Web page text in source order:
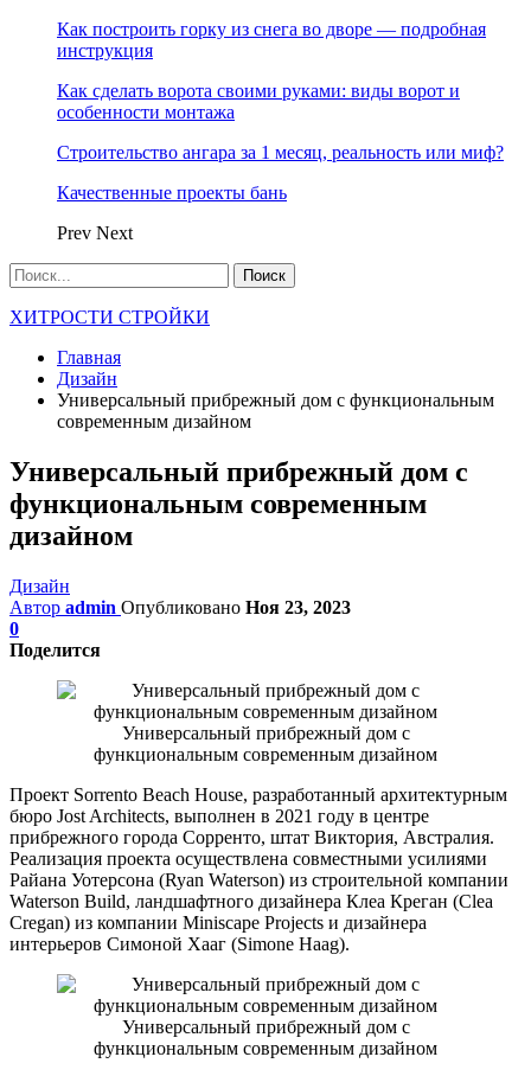
Как построить горку из снега во дворе — подробная
инструкция
Как сделать ворота своими руками: виды ворот и
особенности монтажа
Строительство ангара за 1 месяц, реальность или миф?
Качественные проекты бань
Prev Next
ХИТРОСТИ СТРОЙКИ
Главная
Дизайн
Универсальный прибрежный дом с функциональным
современным дизайном
Универсальный прибрежный дом с
функциональным современным
дизайном
Дизайн
Автор admin Опубликовано Ноя 23, 2023
0
Поделится
Универсальный прибрежный дом с
функциональным современным дизайном
Проект Sorrento Beach House, разработанный архитектурным
бюро Jost Architects, выполнен в 2021 году в центре
прибрежного города Сорренто, штат Виктория, Австралия.
Реализация проекта осуществлена совместными усилиями
Райана Уотерсона (Ryan Waterson) из строительной компании
Waterson Build, ландшафтного дизайнера Клеа Креган (Clea
Cregan) из компании Miniscape Projects и дизайнера
интерьеров Симоной Хааг (Simone Haag).
Универсальный прибрежный дом с
функциональным современным дизайном